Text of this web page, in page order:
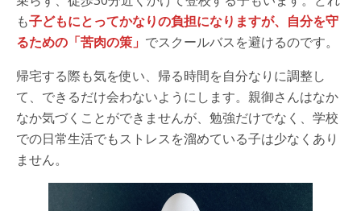
も子どもにとってかなりの負担になりますが、自分を守
るための「苦肉の策」 でスクールバスを避けるのです。
帰宅する際も気を使い、帰る時間を自分なりに調整し
て、できるだけ会わないようにします。親御さんはなか
なか気づくことができませんが、勉強だけでなく、学校
での日常生活でもストレスを溜めている子は少なくあり
ません。